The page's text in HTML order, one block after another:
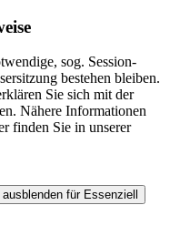
sog. Session-
bestehen bleiben.
Sie sich mit der
Nähere Informationen
finden Sie in unserer
ausblenden für Essenziell